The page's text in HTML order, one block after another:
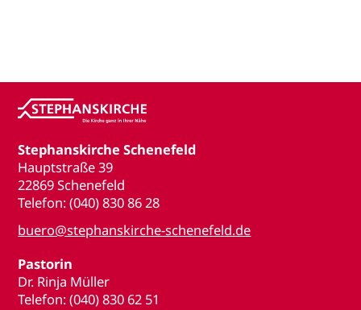
Stephanskirche Schenefeld
Hauptstraße 39
22869 Schenefeld
Telefon: (040) 830 86 28
buero@stephanskirche-schenefeld.de
Pastorin
Dr. Rinja Müller
Telefon: (040) 830 62 51